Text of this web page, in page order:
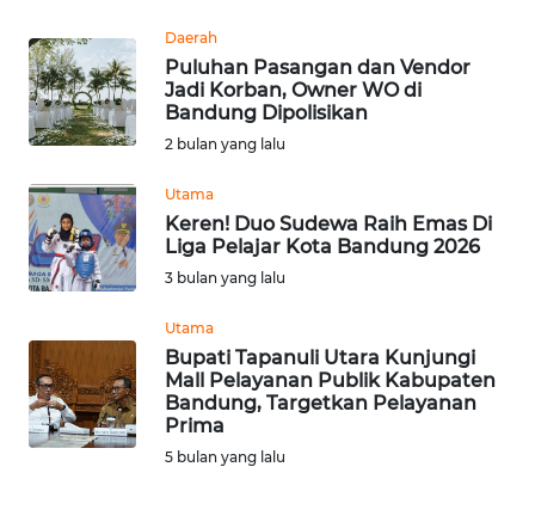
Daerah
Puluhan Pasangan dan Vendor
Jadi Korban, Owner WO di
Bandung Dipolisikan
2 bulan yang lalu
Utama
Keren! Duo Sudewa Raih Emas Di
Liga Pelajar Kota Bandung 2026
3 bulan yang lalu
Utama
Bupati Tapanuli Utara Kunjungi
Mall Pelayanan Publik Kabupaten
Bandung, Targetkan Pelayanan
Prima
5 bulan yang lalu
SUKABUMI
PURWAKARTA
Informasi
INDEKS
BERITA
KONTAK
KAMI
INFO